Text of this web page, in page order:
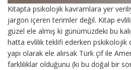
Kitapta psikolojik kavramlara yer
jargon içeren terimler değil. Kitap
güzel ele almış ki günümüzdeki bu
hatta evlilik teklifi ederken pskikolojik
yapı olarak ele alırsak Türk çif ile
farklılıklar olduğunu (ki bu doğal bir